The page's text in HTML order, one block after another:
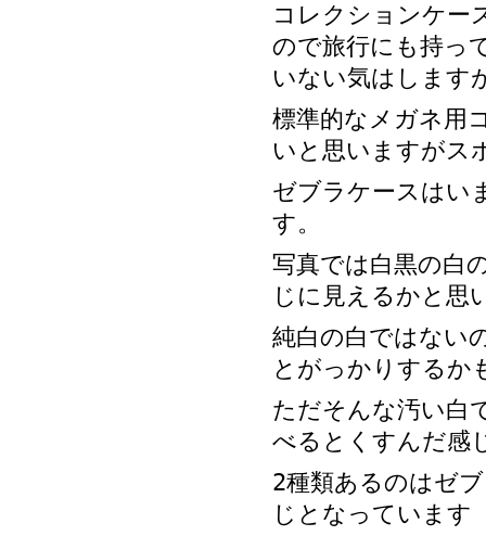
コレクションケー
ので旅行にも持っ
いない気はします
標準的なメガネ用
いと思いますがス
ゼブラケースはい
す。
写真では白黒の白
じに見えるかと思
純白の白ではない
とがっかりするか
ただそんな汚い白
べるとくすんだ感
2種類あるのはゼ
じとなっています